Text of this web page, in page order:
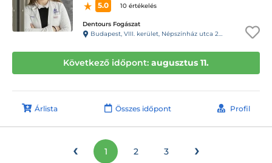
5.0
10 értékelés
Dentours Fogászat
Budapest, VIII. kerület, Népszínház utca 28/A, I. emelet.
Következő időpont: augusztus 11.
Árlista Összes időpont Profil
‹ 1 2 3 ›